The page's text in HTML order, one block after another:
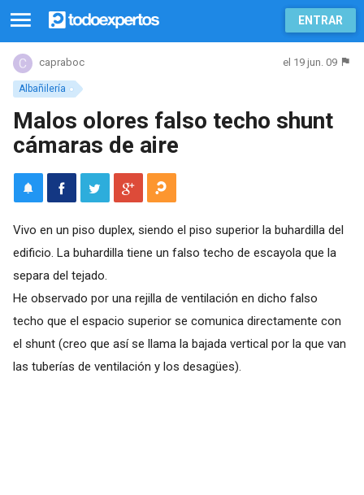
ENTRAR
Albañilería
capraboc el 19 jun. 09
Malos olores falso techo shunt
cámaras de aire
Vivo en un piso duplex, siendo el piso superior la buhardilla del
edificio. La buhardilla tiene un falso techo de escayola que la
separa del tejado.
He observado por una rejilla de ventilación en dicho falso
techo que el espacio superior se comunica directamente con
el shunt (creo que así se llama la bajada vertical por la que van
las tuberías de ventilación y los desagües).